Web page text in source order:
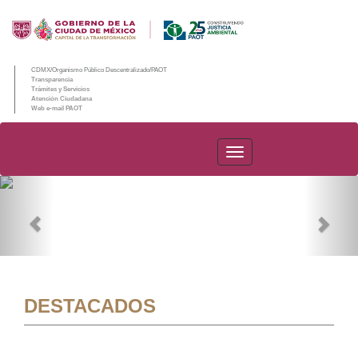
CDMX/Organismo Público Descentralizado/PAOT
Transparencia
Trámites y Servicios
Atención Ciudadana
Web e-mail PAOT
PAOT
DESTACADOS